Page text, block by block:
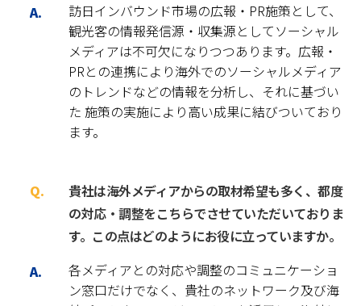
訪日インバウンド市場の広報・PR施策として、
観光客の情報発信源・収集源としてソーシャル
メディアは不可欠になりつつあります。広報・
PRとの連携により海外でのソーシャルメディア
のトレンドなどの情報を分析し、それに基づい
た 施策の実施により高い成果に結びついており
ます。
貴社は海外メディアからの取材希望も多く、都度
の対応・調整をこちらでさせていただいておりま
す。この点はどのようにお役に立っていますか。
各メディアとの対応や調整のコミュニケーショ
ン窓口だけでなく、貴社のネットワーク及び海